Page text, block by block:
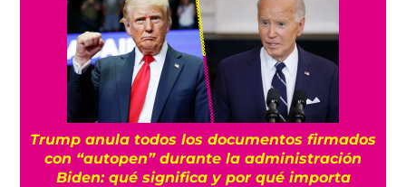
Trump anula todos los documentos firmados
con “autopen” durante la administración
Biden: qué significa y por qué importa